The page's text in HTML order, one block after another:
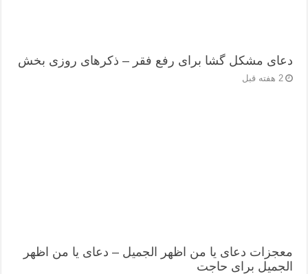
دعای مشکل گشا برای رفع فقر – ذکرهای روزی‌ بخش
2 هفته قبل
معجزات دعای یا من اظهر الجمیل – دعای یا من اظهر
الجمیل برای حاجت